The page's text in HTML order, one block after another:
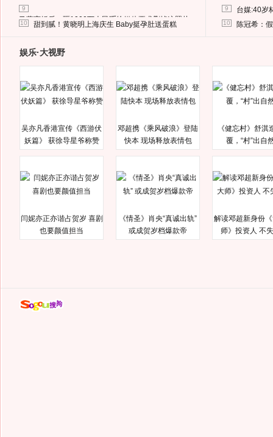
9
马蓉离婚后，砸1000万人民币给媒体要求删掉这照片
10 甜到腻！黄晓明上海庆生 Baby挺孕肚送蛋糕
9 台媒:40岁
10 陈冠希：
娱乐·大视野
吴亦凡香港宣传《西游伏
妖篇》 获徐导星爷称赞
邓超携《乘风破浪》登陆
快本 现场释放表情包
《健忘村》舒淇
覆，“村”出自
闫妮亦正亦谐占贺岁 喜剧
也要颜值担当
《情圣》肖央“真诚出轨”
或成贺岁档爆款帝
解读邓超新身份
师》投资人 不